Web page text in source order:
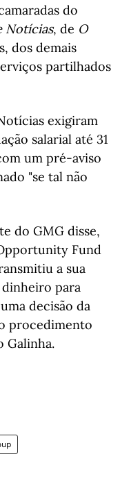
do
Notícias, de O
dos demais
partilhados
exigiram
salarial até 31
um pré-aviso
"se tal não
do GMG disse,
Fund
a sua
para
decisão da
procedimento
Galinha.